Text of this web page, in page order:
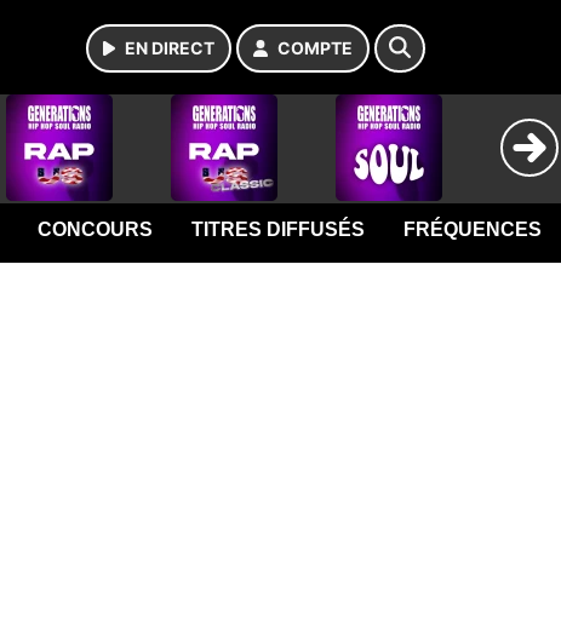
EN DIRECT COMPTE
CONCOURS TITRES DIFFUSÉS FRÉQUENCES